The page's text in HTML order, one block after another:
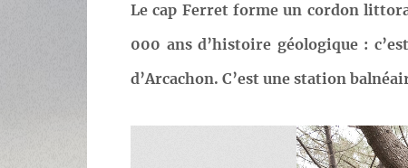
Le cap Ferret forme un cordon
000 ans d’histoire géologique :
d’Arcachon. C’est une station